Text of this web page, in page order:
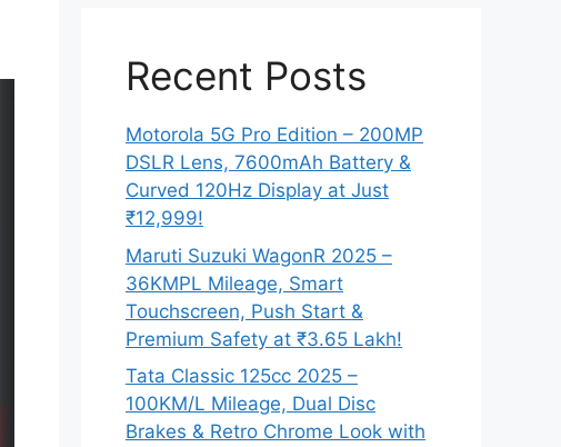
Recent Posts
Motorola 5G Pro Edition – 200MP
DSLR Lens, 7600mAh Battery &
Curved 120Hz Display at Just
₹12,999!
Maruti Suzuki WagonR 2025 –
36KMPL Mileage, Smart
Touchscreen, Push Start &
Premium Safety at ₹3.65 Lakh!
Tata Classic 125cc 2025 –
100KM/L Mileage, Dual Disc
Brakes & Retro Chrome Look with